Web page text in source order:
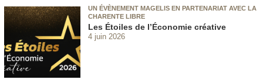
UN ÉVÈNEMENT MAGELIS EN PARTENARIAT AVEC LA
CHARENTE LIBRE
Les Étoiles de l’Économie créative
4 juin 2026